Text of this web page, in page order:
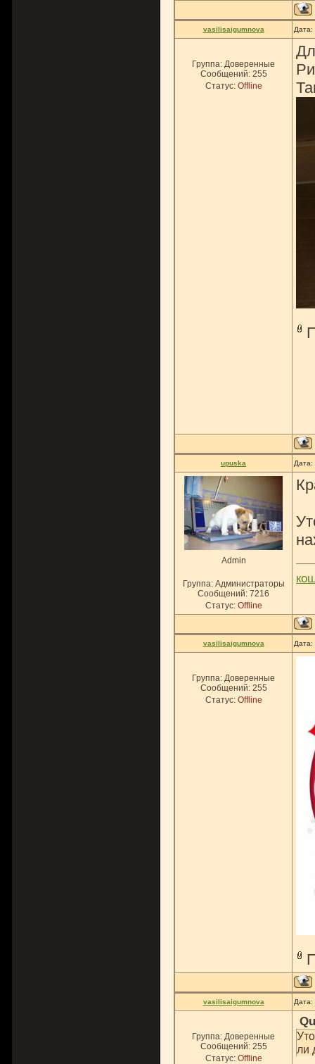
vasilisaigumnova
Группа: Доверенные
Сообщений: 255
Статус: Offline
upuska
Admin
Группа: Администраторы
Сообщений: 7216
Статус: Offline
vasilisaigumnova
Группа: Доверенные
Сообщений: 255
Статус: Offline
vasilisaigumnova Дата:
Группа: Доверенные
Сообщений: 255
Статус: Offline
ли